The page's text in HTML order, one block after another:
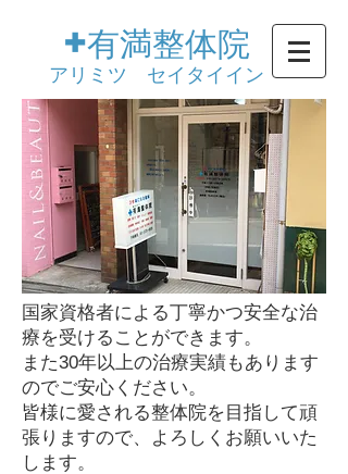
+有満整体院
​アリミツ セイタイイン
国家資格者による丁寧かつ安全な治
療を受けることができます。
また30年以上の治療実績もあります
のでご安心ください。
皆様に愛される整体院を目指して頑
張りますので、よろしくお願いいた
します。